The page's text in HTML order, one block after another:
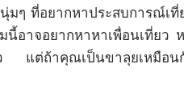
ๆ ที่อยากหาประสบการณ์เ
อาจอยากหาหาเพื่อนเที่ยว
แต่ถ้าคุณเป็นขาลุยเหมือ